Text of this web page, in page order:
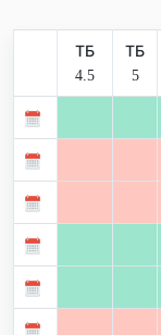
ТБ
4.5
ТБ
5